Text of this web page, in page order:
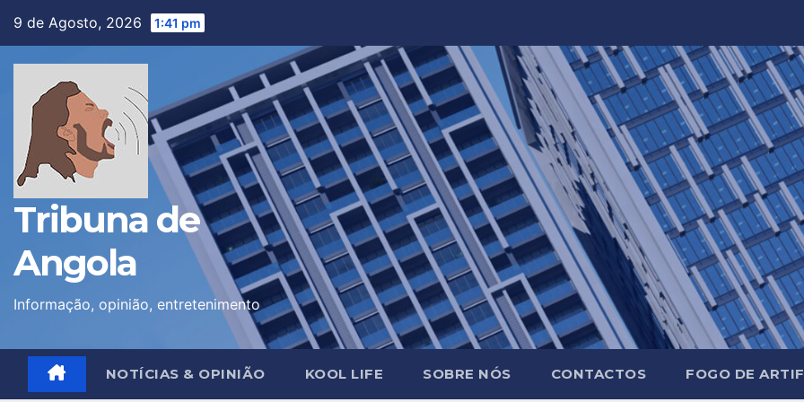
9 de Agosto, 2026 1:41 pm
Tribuna de
Angola
Informação, opinião, entretenimento
NOTÍCIAS & OPINIÃO KOOL LIFE SOBRE NÓS CONTACTOS FOGO DE